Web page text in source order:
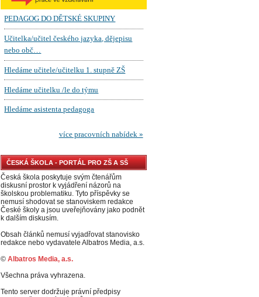
ČESKÁ ŠKOLA - PORTÁL PRO ZŠ A SŠ
Česká škola poskytuje svým čtenářům
diskusní prostor k vyjádření názorů na
školskou problematiku. Tyto příspěvky se
nemusí shodovat se stanoviskem redakce
České školy a jsou uveřejňovány jako podnět
k dalším diskusím.
Obsah článků nemusí vyjadřovat stanovisko
redakce nebo vydavatele Albatros Media, a.s.
© Albatros Media, a.s.
Všechna práva vyhrazena.
Tento server dodržuje právní předpisy